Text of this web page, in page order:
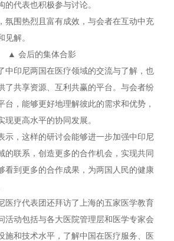
的代表也积极参与讨论。
氛围热烈且富有成效，与会者在互动中充
见解。
▲ 会后的集体合影
中印尼两国在医疗领域的交流与了解，也
了共享资源、互利共赢的平台。与会者纷
台，能够更好地理解彼此的需求和优势，
现更高水平的协同发展。
示，这样的研讨会能够进一步加强中印尼
的联系，创造更多的合作机会，实现共同
看到更多的合作成果，为两国人民的健康
医疗代表团还拜访了上海的五家医学教育
活动包括与各大医院管理层和医学专家会
施和技术水平，了解中国在医疗服务、医